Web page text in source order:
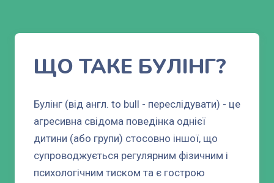
ЩО ТАКЕ БУЛІНГ?
Булінг (від англ. to bull - переслідувати) - це
агресивна свідома поведінка однієї
дитини (або групи) стосовно іншої, що
супроводжується регулярним фізичним і
психологічним тиском та є гострою